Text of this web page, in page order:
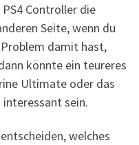
Controller die
Seite, wenn du
damit hast,
könnte ein teureres
Ultimate oder das
interessant sein.
welches